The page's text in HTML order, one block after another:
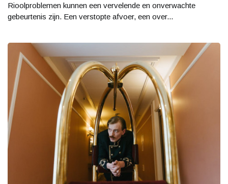
Rioolproblemen kunnen een vervelende en onverwachte
gebeurtenis zijn. Een verstopte afvoer, een over...